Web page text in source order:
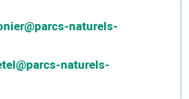
naturels-
naturels-